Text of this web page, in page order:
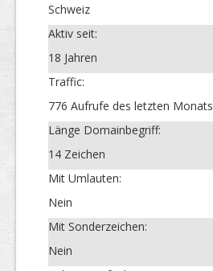
Schweiz
Aktiv seit:
18 Jahren
Traffic:
776 Aufrufe des letzten Monats
Länge Domainbegriff:
14 Zeichen
Mit Umlauten:
Nein
Mit Sonderzeichen:
Nein